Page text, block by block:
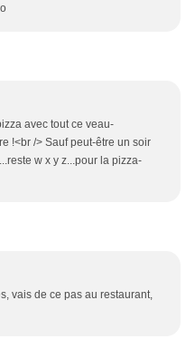
avec tout ce veau-
!<br /> Sauf peut-être un soir
w x y z...pour la pizza-
vais de ce pas au restaurant,